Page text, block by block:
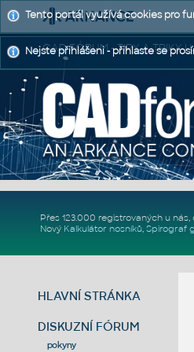
CAD FÓRUM - TIPY A TRIKY |
Přes 123.000 registrovaných u nás,
Nový Kalkulátor nosníků, Spirograf
HLAVNÍ STRÁNKA
DISKUZNÍ FÓRUM
pokyny
Tento portál využívá cookies pro
Nejste přihlášeni - přihlaste se